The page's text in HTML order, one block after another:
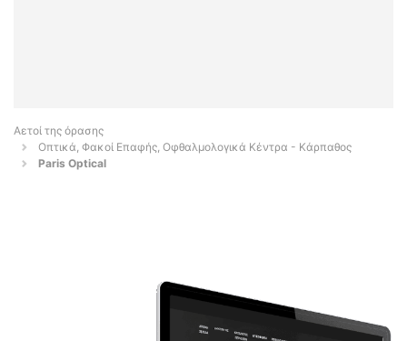
Αετοί της όρασης
Οπτικά, Φακοί Επαφής, Οφθαλμολογικά Κέντρα - Κάρπαθος
Paris Optical